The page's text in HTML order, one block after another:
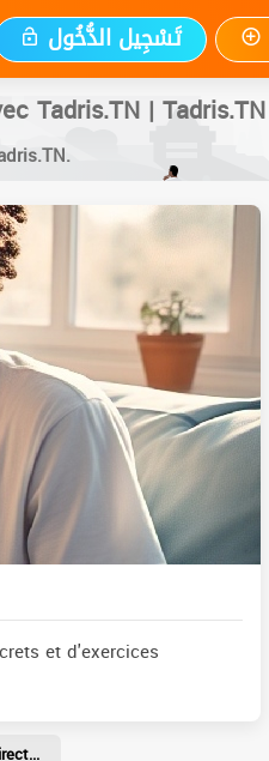
تَسْجِيل الدُّخُول
Tadris.TN | Tadris.TN
et d'exercices